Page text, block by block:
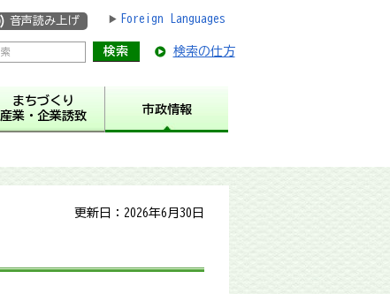
音声読み上げ Foreign Languages
検索の仕方
まちづくり
産業・企業誘致
市政情報
更新日：2026年6月30日